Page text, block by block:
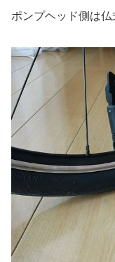
ポンプヘッド側は仏